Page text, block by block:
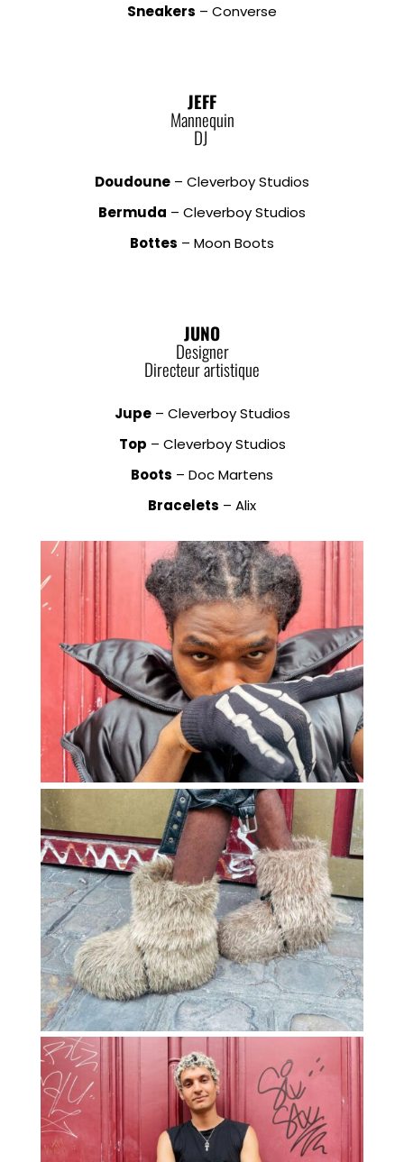
Sneakers – Converse
JEFF
Mannequin
DJ
Doudoune – Cleverboy Studios
Bermuda – Cleverboy Studios
Bottes – Moon Boots
JUNO
Designer
Directeur artistique
Jupe– Cleverboy Studios
Top – Cleverboy Studios
Boots – Doc Martens
Bracelets – Alix